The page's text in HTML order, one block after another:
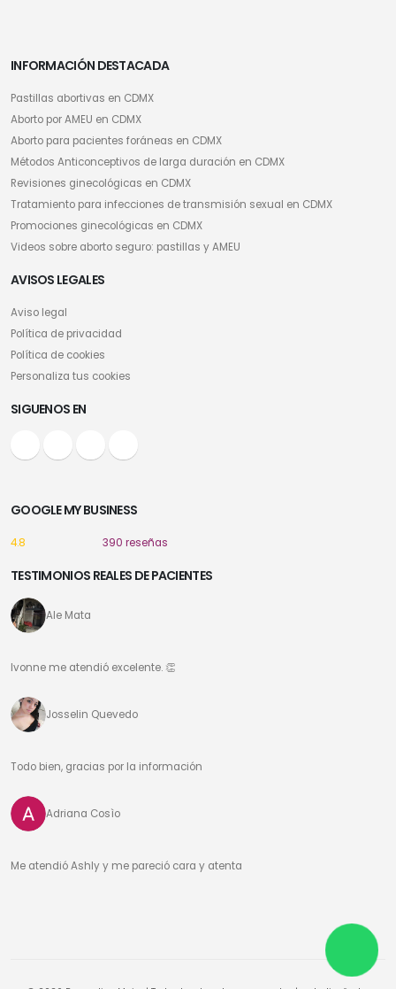
INFORMACIÓN DESTACADA
Pastillas abortivas en CDMX
Aborto por AMEU en CDMX
Aborto para pacientes foráneas en CDMX
Métodos Anticonceptivos de larga duración en CDMX
Revisiones ginecológicas en CDMX
Tratamiento para infecciones de transmisión sexual en CDMX
Promociones ginecológicas en CDMX
Videos sobre aborto seguro: pastillas y AMEU
AVISOS LEGALES
Aviso legal
Política de privacidad
Política de cookies
Personaliza tus cookies
SIGUENOS EN
GOOGLE MY BUSINESS
4.8 390 reseñas
TESTIMONIOS REALES DE PACIENTES
Ale Mata
Ivonne me atendió excelente. 👏
Josselin Quevedo
Todo bien, gracias por la información
Adriana Cosìo
Me atendió Ashly y me pareció cara y atenta